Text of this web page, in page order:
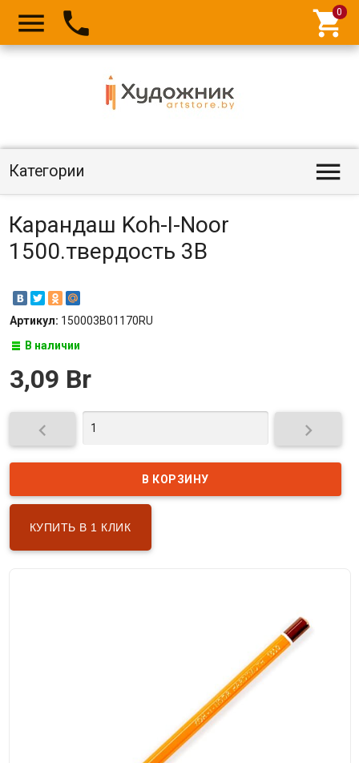
  
Категории 
Карандаш Koh-I-Noor
1500.твердость 3B
Артикул: 150003B01170RU
В наличии
3,09 Br
 
КУПИТЬ В 1 КЛИК